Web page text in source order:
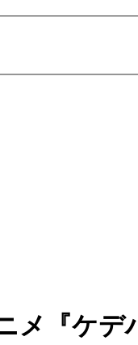
『ケデ